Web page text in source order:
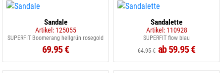
Sandale
Artikel: 125055
SUPERFIT Boomerang hellgrün rosegold
69.95 €
Sandalette
Artikel: 110928
SUPERFIT flow blau
64.95 € ab 59.95 €